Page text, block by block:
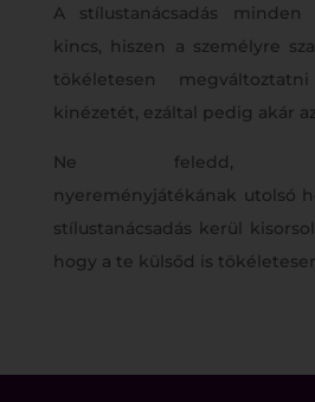
A stílustanácsadás minden
kincs, hiszen a személyre
tökéletesen
kinézetét, ezáltal pedig akár
Ne feledd,
nyereményjátékának utolsó
stílustanácsadás kerül
hogy a te külsőd is